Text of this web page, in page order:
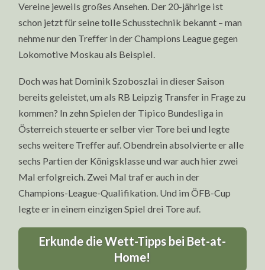
Vereine jeweils großes Ansehen. Der 20-jährige ist
schon jetzt für seine tolle Schusstechnik bekannt – man
nehme nur den Treffer in der Champions League gegen
Lokomotive Moskau als Beispiel.
Doch was hat Dominik Szoboszlai in dieser Saison
bereits geleistet, um als RB Leipzig Transfer in Frage zu
kommen? In zehn Spielen der Tipico Bundesliga in
Österreich steuerte er selber vier Tore bei und legte
sechs weitere Treffer auf. Obendrein absolvierte er alle
sechs Partien der Königsklasse und war auch hier zwei
Mal erfolgreich. Zwei Mal traf er auch in der
Champions-League-Qualifikation. Und im ÖFB-Cup
legte er in einem einzigen Spiel drei Tore auf.
Erkunde die Wett-Tipps bei Bet-at-
Home!